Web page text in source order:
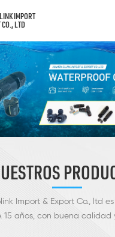
IMPORT
LTD
Import & Export Co., ltd
15 años, con buena